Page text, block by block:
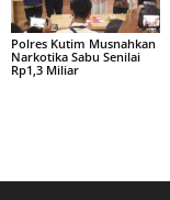
Polres Kutim Musnahkan
Narkotika Sabu Senilai
Rp1,3 Miliar